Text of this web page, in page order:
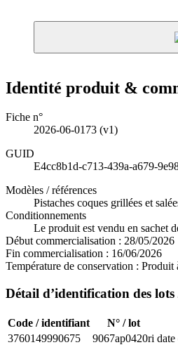
Identité produit &
Fiche n°
2026-06-0173 (v1)
GUID
E4cc8b1d-c713-439a-a679-
Modèles / références
Pistaches coques grillées et
Conditionnements
Le produit est vendu en sachet
Début commercialisation : 28/05/2026
Fin commercialisation : 16/06/2026
Température de conservation : Produit
Détail d’identification des lots
Code / identifiant N° / lot
3760149990675
9067ap0420ri